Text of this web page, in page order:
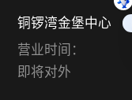
铜锣湾金堡中心
营业时间：
即将对外